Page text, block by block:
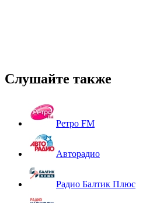
Слушайте также
Ретро FM
Авторадио
Радио Балтик Плюс